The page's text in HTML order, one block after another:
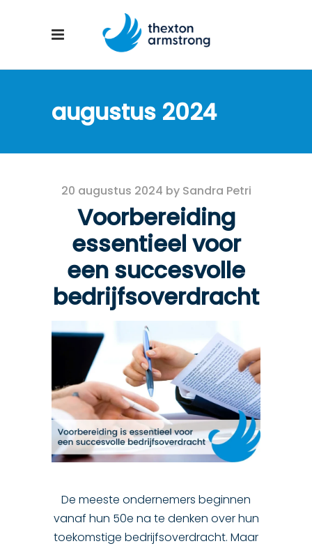
augustus 2024
20 augustus 2024 by Sandra Petri
Voorbereiding
essentieel voor
een succesvolle
bedrijfsoverdracht
De meeste ondernemers beginnen
vanaf hun 50e na te denken over hun
toekomstige bedrijfsoverdracht. Maar